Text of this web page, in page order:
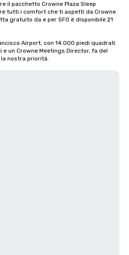
il pacchetto Crowne Plaza Sleep
tutti i comfort che ti aspetti da Crowne
gratuito da e per SFO è disponibile 21
Airport, con 14.000 piedi quadrati
un Crowne Meetings Director, fa del
nostra priorità.